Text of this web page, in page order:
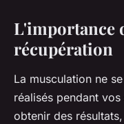
L'importance
récupération
La musculation ne
réalisés pendant
obtenir des